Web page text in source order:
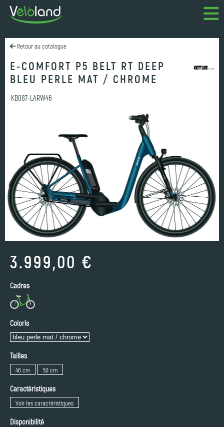
Retour au catalogue
E-COMFORT P5 BELT RT DEEP
BLEU PERLE MAT / CHROME
KB087-LARW46
3.999,00 €
Cadres
Coloris
Tailles
46 cm 50 cm
Caractéristiques
Voir les caractéristiques
Disponibilité